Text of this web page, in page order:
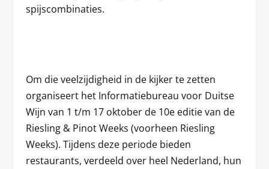
spijscombinaties.
Om die veelzijdigheid in de kijker te zetten
organiseert het Informatiebureau voor Duitse
Wijn van 1 t/m 17 oktober de 10e editie van de
Riesling & Pinot Weeks (voorheen Riesling
Weeks). Tijdens deze periode bieden
restaurants, verdeeld over heel Nederland, hun